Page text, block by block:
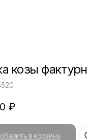
козы
₽
в корзину